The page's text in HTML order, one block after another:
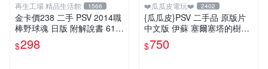
再生工場 精品生活館 1566
金卡價238 二手 PSV 2014職
棒野球魂 日版 附解說書 610
500000182 02
$298
❤️瓜瓜皮電玩❤️ 2402
{瓜瓜皮}PSV 二手品 原版片
中文版 伊蘇 塞爾塞塔的樹海
(遊戲都有回收)
$750